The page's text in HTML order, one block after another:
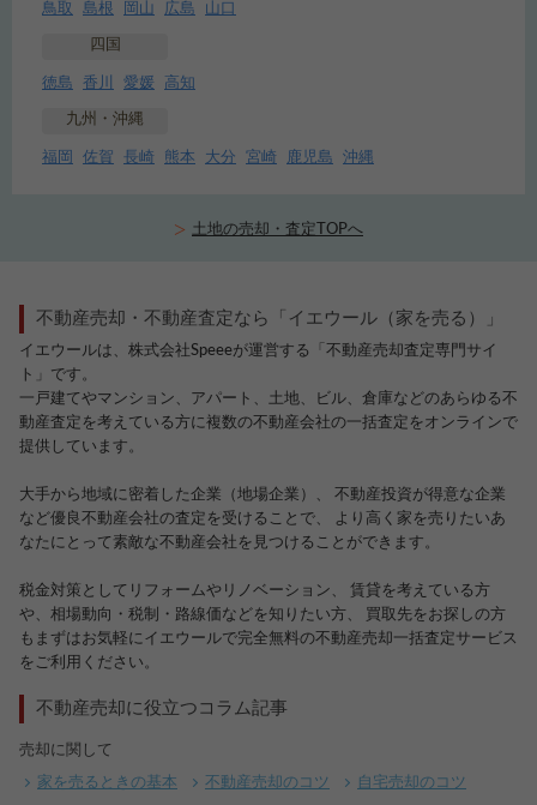
鳥取 島根 岡山 広島 山口
四国
徳島 香川 愛媛 高知
九州・沖縄
福岡 佐賀 長崎 熊本 大分 宮崎 鹿児島 沖縄
土地の売却・査定TOPへ
不動産売却・不動産査定なら「イエウール（家を売る）」
イエウールは、株式会社Speeeが運営する「不動産売却査定専門サイ
ト」です。
一戸建てやマンション、アパート、土地、ビル、倉庫などのあらゆる不
動産査定を考えている方に複数の不動産会社の一括査定をオンラインで
提供しています。
大手から地域に密着した企業（地場企業）、 不動産投資が得意な企業
など優良不動産会社の査定を受けることで、 より高く家を売りたいあ
なたにとって素敵な不動産会社を見つけることができます。
税金対策としてリフォームやリノベーション、 賃貸を考えている方
や、相場動向・税制・路線価などを知りたい方、 買取先をお探しの方
もまずはお気軽にイエウールで完全無料の不動産売却一括査定サービス
をご利用ください。
不動産売却に役立つコラム記事
売却に関して
家を売るときの基本 不動産売却のコツ 自宅売却のコツ